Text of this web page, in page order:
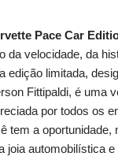
Pace Car
da velocidade, da
edição limitada,
Fittipaldi, é uma
por todos os
tem a oportunidade,
joia automobilística